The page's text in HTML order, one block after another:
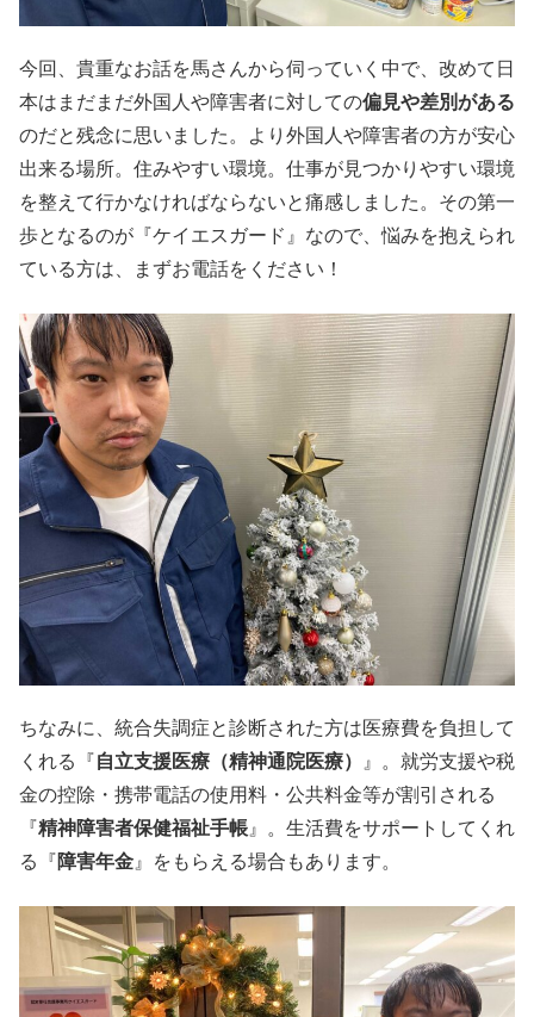
今回、貴重なお話を馬さんから伺っていく中で、改めて日
本はまだまだ外国人や障害者に対しての偏見や差別がある
のだと残念に思いました。より外国人や障害者の方が安心
出来る場所。住みやすい環境。仕事が見つかりやすい環境
を整えて行かなければならないと痛感しました。その第一
歩となるのが『ケイエスガード』なので、悩みを抱えられ
ている方は、まずお電話をください！
ちなみに、統合失調症と診断された方は医療費を負担して
くれる『自立支援医療（精神通院医療）
』。就労支援や税
金の控除・携帯電話の使用料・公共料金等が割引される
『精神障害者保健福祉手帳 』。生活費をサポートしてくれ
る『障害年金 』をもらえる場合もあります。